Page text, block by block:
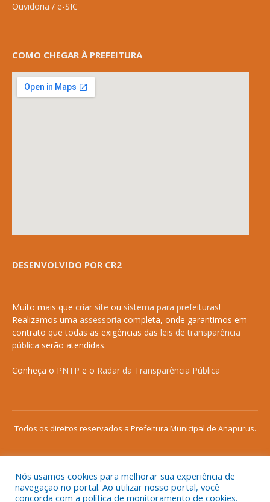
Ouvidoria / e-SIC
COMO CHEGAR À PREFEITURA
DESENVOLVIDO POR CR2
Muito mais que criar site ou sistema para prefeituras!
Realizamos uma assessoria completa, onde garantimos em
contrato que todas as exigências das leis de transparência
pública serão atendidas.
Conheça o PNTP e o Radar da Transparência Pública
Todos os direitos reservados a Prefeitura Municipal de Anapurus.
Mapa do Site
Acessar Área Administrativa
Acessar o Webmail
Nós usamos cookies para melhorar sua experiência de
navegação no portal. Ao utilizar nosso portal, você
concorda com a política de monitoramento de cookies.